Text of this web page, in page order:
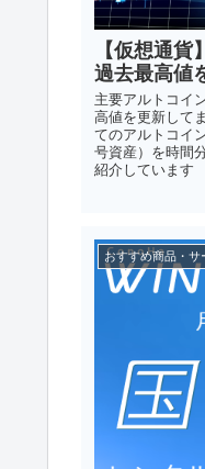
【仮想通
過去最高値
主要アルトコイ
高値を更新して
てのアルトコイ
号資産）を時間
紹介しています
おすすめ商品・サ